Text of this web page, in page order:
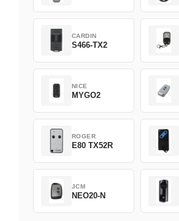
CARDIN
S466-TX2
NICE
MYGO2
ROGER
E80 TX52R
JCM
NEO20-N